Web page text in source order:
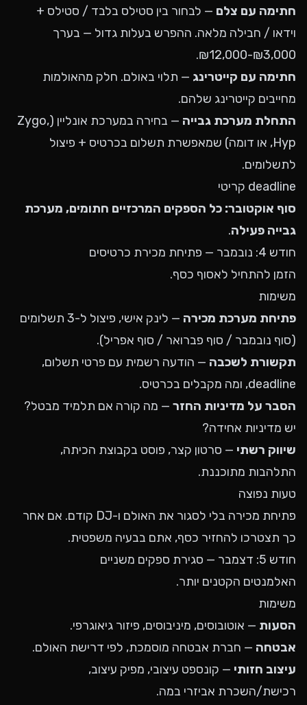
חתימה עם צלם — לבחור בין סטילס בלבד / סטילס +
וידאו / חבילה מלאה. ההפרש בעלות גדול — בערך
₪3,000-₪12,000.
חתימה עם קייטרינג — תלוי באולם. חלק מהאולמות
מחייבים קייטרינג שלהם.
התחלת מערכת גבייה
— בחירה במערכת אונליין (Zygo,
Hyp, או דומה) שמאפשרת תשלום בכרטיס + פיצול
לתשלומים.
deadline קריטי
סוף אוקטובר: כל הספקים המרכזיים חתומים, מערכת
גבייה פעילה.
חודש 4: נובמבר — פתיחת מכירת כרטיסים
הזמן להתחיל לאסוף כסף.
משימות
פתיחת מערכת מכירה
— לינק אישי, פיצול ל-3 תשלומים
(סוף נובמבר / סוף פברואר / סוף אפריל).
תקשורת לשכבה — הודעה רשמית עם פרטי תשלום,
deadline, ומה מקבלים בכרטיס.
הסבר על מדיניות החזר — מה קורה אם תלמיד מבטל?
יש מדיניות אחידה?
שיווק רשתי — סרטון קצר, פוסט בקבוצת הכיתה,
התלהבות מתוכננת.
טעות נפוצה
פתיחת מכירה בלי לסגור את האולם ו-DJ קודם. אם אחר
כך תצטרכו להחזיר כסף, אתם בבעיה משפטית.
חודש 5: דצמבר — סגירת ספקים משניים
האלמנטים הקטנים יותר.
משימות
הסעות — אוטובוסים, מיניבוסים, פיזור גיאוגרפי.
אבטחה — חברת אבטחה מוסמכת, לפי דרישת האולם.
עיצוב חזותי — קונספט עיצובי, מפיק עיצוב,
רכישת/השכרת אביזרי במה.